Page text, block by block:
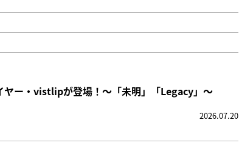
ヤー・vistlipが登場！〜「未明」「Legacy」〜
2026.07.20